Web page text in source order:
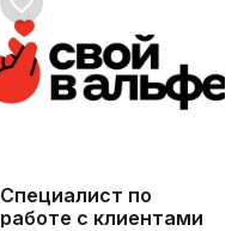
Специалист по
работе с клиентами